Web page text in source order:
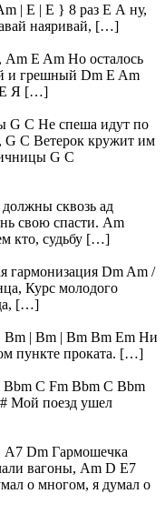
| E | E } 8 раз E А ну,
наяривай, […]
E Am Но осталось
и грешный Dm E Am
E Я […]
G C Не спеша идут по
C Ветерок кружит им
G C
сквозь ад
свою спасти. Am
кто, судьбу […]
гармонизация Dm Am /
Курс молодого
[…]
Bm | Bm | Bm Bm Em Ни
пункте проката. […]
C Fm Bbm C Bbm
Мой поезд ушел
A7 Dm Гармошечка
вагоны, Am D E7
о многом, я думал о